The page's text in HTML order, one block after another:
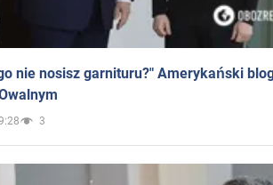
nie nosisz garnituru?" Amerykański
3